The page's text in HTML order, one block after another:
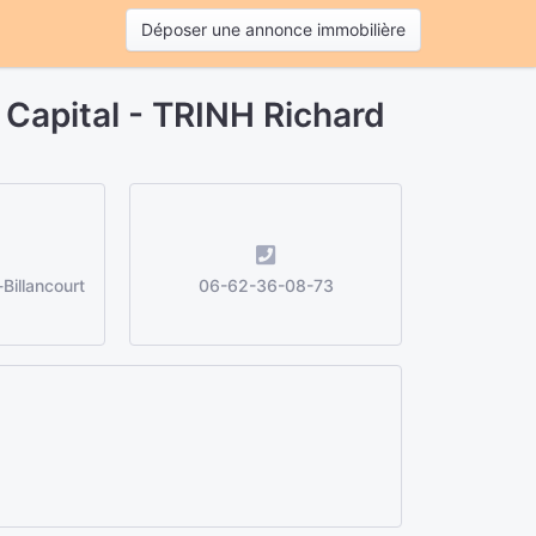
Déposer une annonce immobilière
- TRINH Richard
06-62-36-08-73